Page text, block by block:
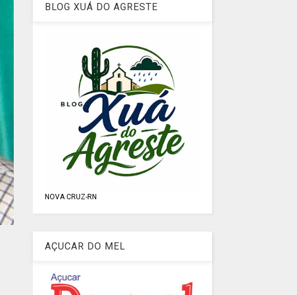
BLOG XUÁ DO AGRESTE
NOVA CRUZ-RN
AÇUCAR DO MEL